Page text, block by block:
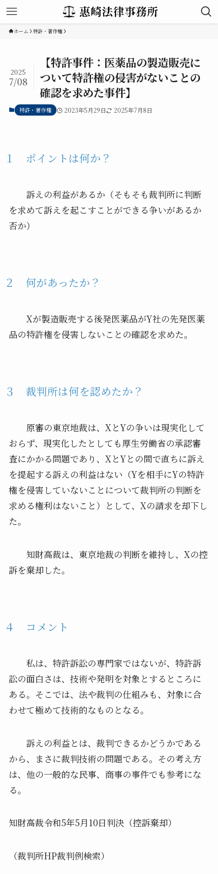
ホーム 特許・著作権
【特許事件：医薬品の製造販売に
ついて特許権の侵害がないことの
確認を求めた事件】
2025
7/08
特許・著作権 2023年5月29日 2025年7月8日
１ ポイントは何か？
訴えの利益があるか（そもそも裁判所に判断
を求めて訴えを起こすことができる争いがあるか
否か）
２ 何があったか？
Xが製造販売する後発医薬品がY社の先発医薬
品の特許権を侵害しないことの確認を求めた。
３ 裁判所は何を認めたか？
原審の東京地裁は、XとYの争いは現実化して
おらず、現実化したとしても厚生労働省の承認審
査にかかる問題であり、XとYとの間で直ちに訴え
を提起する訴えの利益はない（Yを相手にYの特許
権を侵害していないことについて裁判所の判断を
求める権利はないこと）として、Xの請求を却下し
た。
知財高裁は、東京地裁の判断を維持し、Xの控
訴を棄却した。
４ コメント
私は、特許訴訟の専門家ではないが、特許訴
訟の面白さは、技術や発明を対象とするところに
ある。そこでは、法や裁判の仕組みも、対象に合
わせて極めて技術的なものとなる。
訴えの利益とは、裁判できるかどうかである
から、まさに裁判技術の問題である。その考え方
は、他の一般的な民事、商事の事件でも参考にな
る。
知財高裁令和5年5月10日判決（控訴棄却）
（裁判所HP裁判例検索）